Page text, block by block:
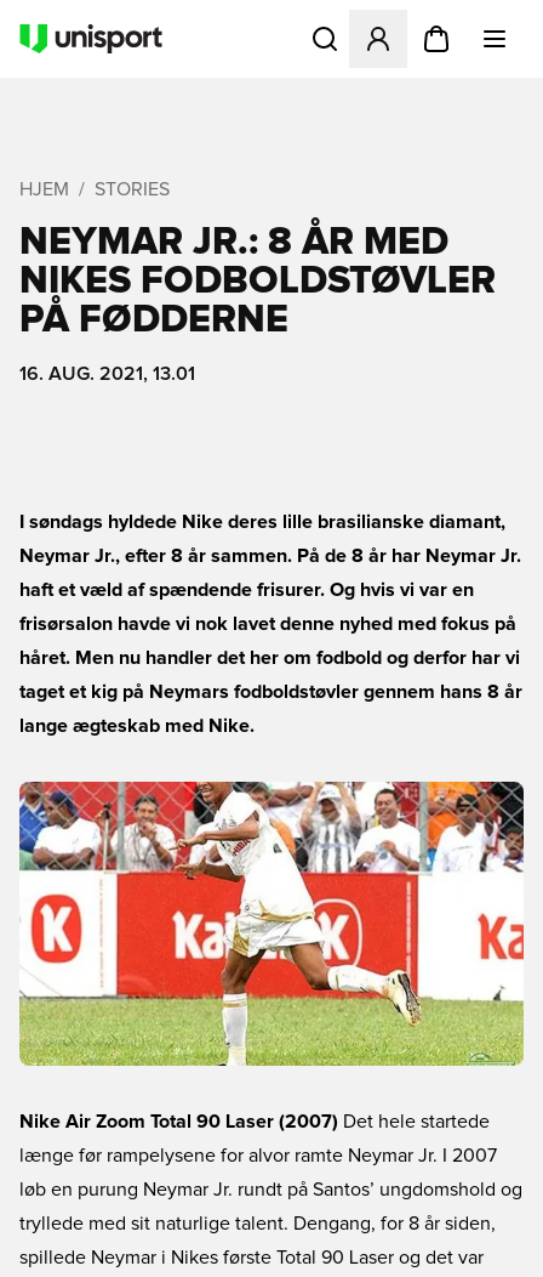
Åbner en Modal til at
HJEM STORIES
NEYMAR JR.: 8 ÅR MED
NIKES FODBOLDSTØVLER
PÅ FØDDERNE
16. AUG. 2021, 13.01
I søndags hyldede Nike deres lille brasilianske diamant,
Neymar Jr., efter 8 år sammen. På de 8 år har Neymar Jr.
haft et væld af spændende frisurer. Og hvis vi var en
frisørsalon havde vi nok lavet denne nyhed med fokus på
håret. Men nu handler det her om fodbold og derfor har vi
taget et kig på Neymars fodboldstøvler gennem hans 8 år
lange ægteskab med Nike.
Nike Air Zoom Total 90 Laser (2007) Det hele startede
længe før rampelysene for alvor ramte Neymar Jr. I 2007
løb en purung Neymar Jr. rundt på Santos’ ungdomshold og
tryllede med sit naturlige talent. Dengang, for 8 år siden,
spillede Neymar i Nikes første Total 90 Laser og det var